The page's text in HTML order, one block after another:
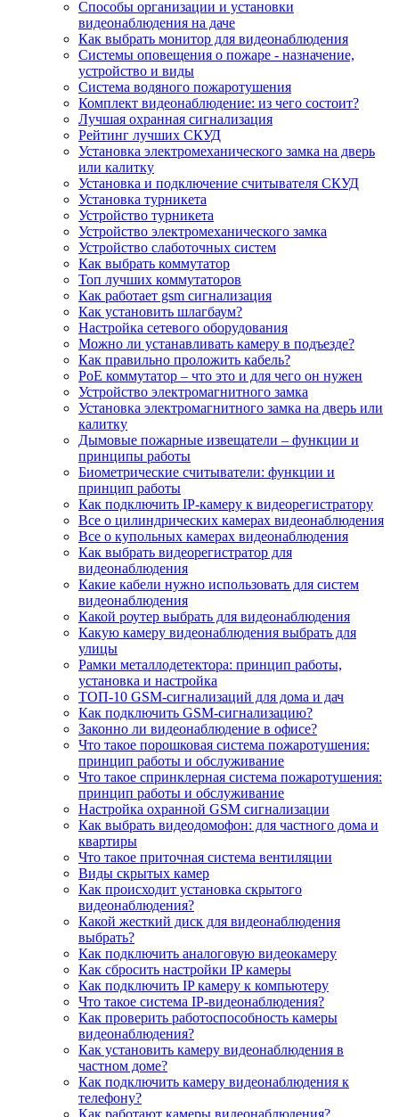
Способы организации и установки
видеонаблюдения на даче
Как выбрать монитор для видеонаблюдения
Системы оповещения о пожаре - назначение,
устройство и виды
Система водяного пожаротушения
Комплект видеонаблюдение: из чего состоит?
Лучшая охранная сигнализация
Рейтинг лучших СКУД
Установка электромеханического замка на дверь
или калитку
Установка и подключение считывателя СКУД
Установка турникета
Устройство турникета
Устройство электромеханического замка
Устройство слаботочных систем
Как выбрать коммутатор
Топ лучших коммутаторов
Как работает gsm сигнализация
Как установить шлагбаум?
Настройка сетевого оборудования
Можно ли устанавливать камеру в подъезде?
Как правильно проложить кабель?
PoE коммутатор – что это и для чего он нужен
Устройство электромагнитного замка
Установка электромагнитного замка на дверь или
калитку
Дымовые пожарные извещатели – функции и
принципы работы
Биометрические считыватели: функции и
принцип работы
Как подключить IP-камеру к видеорегистратору
Все о цилиндрических камерах видеонаблюдения
Все о купольных камерах видеонаблюдения
Как выбрать видеорегистратор для
видеонаблюдения
Какие кабели нужно использовать для систем
видеонаблюдения
Какой роутер выбрать для видеонаблюдения
Какую камеру видеонаблюдения выбрать для
улицы
Рамки металлодетектора: принцип работы,
установка и настройка
ТОП-10 GSM-сигнализаций для дома и дач
Как подключить GSM-сигнализацию?
Законно ли видеонаблюдение в офисе?
Что такое порошковая система пожаротушения:
принцип работы и обслуживание
Что такое спринклерная система пожаротушения:
принцип работы и обслуживание
Настройка охранной GSM сигнализации
Как выбрать видеодомофон: для частного дома и
квартиры
Что такое приточная система вентиляции
Виды скрытых камер
Как происходит установка скрытого
видеонаблюдения?
Какой жесткий диск для видеонаблюдения
выбрать?
Как подключить аналоговую видеокамеру
Как сбросить настройки IP камеры
Как подключить IP камеру к компьютеру
Что такое система IP-видеонаблюдения?
Как проверить работоспособность камеры
видеонаблюдения?
Как установить камеру видеонаблюдения в
частном доме?
Как подключить камеру видеонаблюдения к
телефону?
Как работают камеры видеонаблюдения?